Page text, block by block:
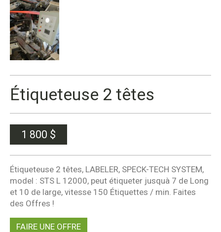
Étiqueteuse 2 têtes
1 800 $
Étiqueteuse 2 têtes, LABELER, SPECK-TECH SYSTEM,
model : STS L 12000, peut étiqueter jusquà 7 de Long
et 10 de large, vitesse 150 Étiquettes / min. Faites
des Offres !
FAIRE UNE OFFRE